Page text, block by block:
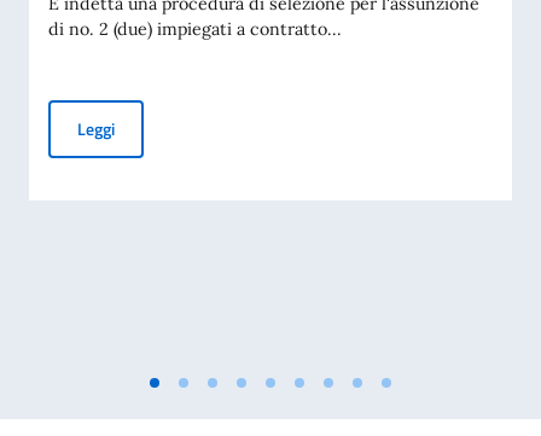
di no. 2 (due) impiegati a contratto...
LeggiAVVISO DI ASSUNZIONE DI 02 IMPIEGATI A CONTRATTO